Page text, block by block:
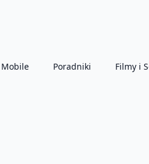
Mobile Poradniki Filmy i